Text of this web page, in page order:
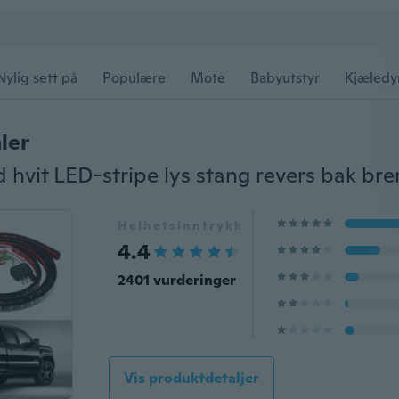
sett på Populære Mote Babyutstyr
Helhetsinntrykk
4.4
2401 vurderinger
Vis produktdetaljer